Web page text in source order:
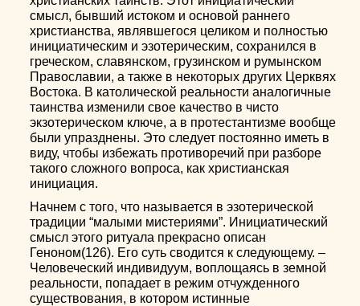
смысл, бывший истоком и основой раннего
христианства, являвшегося целиком и полностью
инициатическим и эзотерическим, сохранился в
греческом, славянском, грузинском и румынском
Православии, а также в некоторых других Церквях
Востока. В католической реальности аналогичные
таинства изменили свое качество в чисто
экзотерическом ключе, а в протестантизме вообще
были упразднены. Это следует постоянно иметь в
виду, чтобы избежать противоречий при разборе
такого сложного вопроса, как христианская
инициация.
Начнем с того, что называется в эзотерической
традиции “малыми мистериями”. Инициатический
смысл этого ритуала прекрасно описан
Геноном(126). Его суть сводится к следующему. –
Человеческий индивидуум, воплощаясь в земной
реальности, попадает в режим отчужденного
существования, в котором истинные